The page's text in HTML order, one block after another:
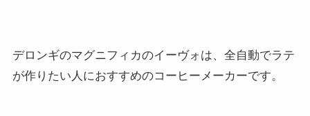
デロンギのマグニフィカのイーヴォは、全自動でラテ
が作りたい人におすすめのコーヒーメーカーです。